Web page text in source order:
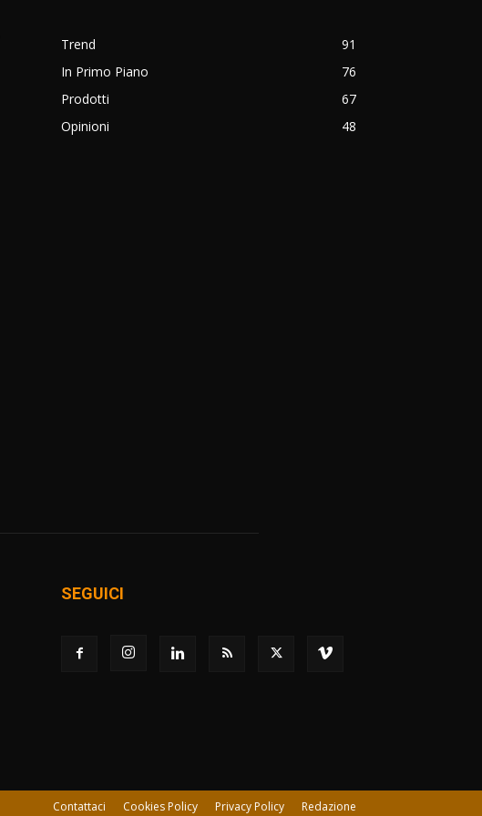
Trend
91
In Primo Piano
76
Prodotti
67
Opinioni
48
SEGUICI
Contattaci Cookies Policy Privacy Policy Redazione